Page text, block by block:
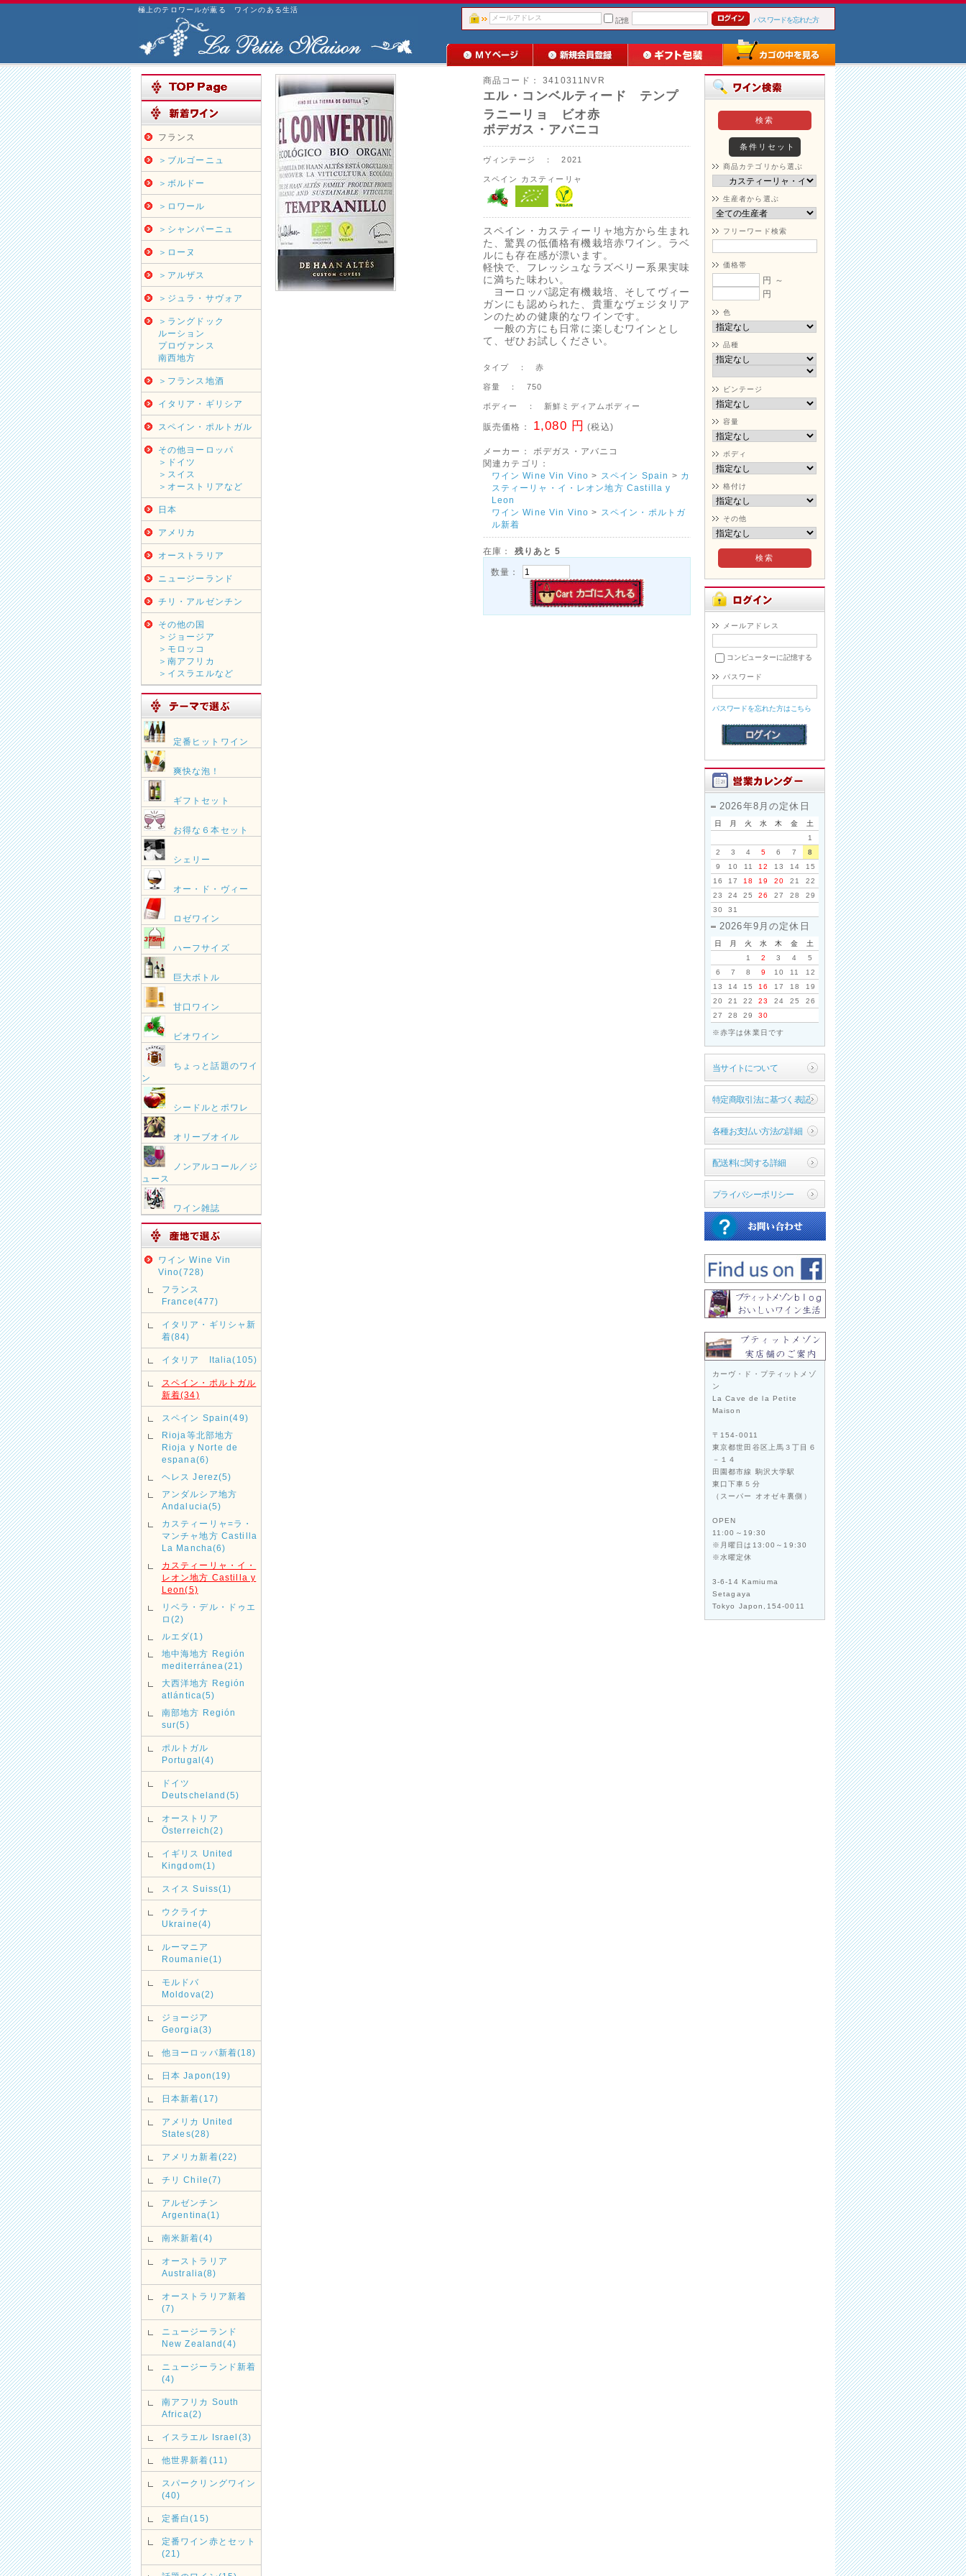
極上のテロワールが薫る ワインのある生活
記憶
パスワードを忘れた方
フランス
＞ブルゴーニュ
＞ボルドー
＞ロワール
＞シャンパーニュ
＞ローヌ
＞アルザス
＞ジュラ・サヴォア
＞ラングドック
ルーション
プロヴァンス
南西地方
＞フランス地酒
イタリア・ギリシア
スペイン・ポルトガル
その他ヨーロッパ
＞ドイツ
＞スイス
＞オーストリアなど
日本
アメリカ
オーストラリア
ニュージーランド
チリ・アルゼンチン
その他の国
＞ジョージア
＞モロッコ
＞南アフリカ
＞イスラエルなど
定番ヒットワイン
爽快な泡！
ギフトセット
お得な６本セット
シェリー
オー・ド・ヴィー
ロゼワイン
ハーフサイズ
巨大ボトル
甘口ワイン
ビオワイン
ちょっと話題のワイ
ン
シードルとポワレ
オリーブオイル
ノンアルコール／ジ
ュース
ワイン雑誌
ワイン Wine Vin
Vino(728)
フランス
France(477)
イタリア・ギリシャ新
着(84)
イタリア Italia(105)
スペイン・ポルトガル
新着(34)
スペイン Spain(49)
Rioja等北部地方
Rioja y Norte de
espana(6)
ヘレス Jerez(5)
アンダルシア地方
Andalucia(5)
カスティーリャ=ラ・
マンチャ地方 Castilla
La Mancha(6)
カスティーリャ・イ・
レオン地方 Castilla y
Leon(5)
リベラ・デル・ドゥエ
ロ(2)
ルエダ(1)
地中海地方 Región
mediterránea(21)
大西洋地方 Región
atlántica(5)
南部地方 Región
sur(5)
ポルトガル
Portugal(4)
ドイツ
Deutscheland(5)
オーストリア
Österreich(2)
イギリス United
Kingdom(1)
スイス Suiss(1)
ウクライナ
Ukraine(4)
ルーマニア
Roumanie(1)
モルドバ
Moldova(2)
ジョージア
Georgia(3)
他ヨーロッパ新着(18)
日本 Japon(19)
日本新着(17)
アメリカ United
States(28)
アメリカ新着(22)
チリ Chile(7)
アルゼンチン
Argentina(1)
南米新着(4)
オーストラリア
Australia(8)
オーストラリア新着
(7)
ニュージーランド
New Zealand(4)
ニュージーランド新着
(4)
南アフリカ South
Africa(2)
イスラエル Israel(3)
他世界新着(11)
スパークリングワイン
(40)
定番白(15)
定番ワイン赤とセット
(21)
商品コード： 3410311NVR
エル・コンベルティード テンプ
ラニーリョ ビオ赤
ボデガス・アバニコ
ヴィンテージ ： 2021
スペイン カスティーリャ
スペイン・カスティーリャ地方から生まれ
た、驚異の低価格有機栽培赤ワイン。ラベ
ルにも存在感が漂います。
軽快で、フレッシュなラズベリー系果実味
に満ちた味わい。
ヨーロッパ認定有機栽培、そしてヴィー
ガンにも認められた、貴重なヴェジタリア
ンのための健康的なワインです。
一般の方にも日常に楽しむワインとし
て、ぜひお試しください。
タイプ ： 赤
容量 ： 750
ボディー ： 新鮮ミディアムボディー
販売価格： 1,080 円 (税込)
メーカー：
ボデガス・アバニコ
関連カテゴリ：
ワイン Wine Vin Vino > スペイン Spain > カ
スティーリャ・イ・レオン地方 Castilla y
Leon
ワイン Wine Vin Vino >
スペイン・ポルトガ
ル新着
在庫： 残りあと 5
数量：
商品カテゴリから選ぶ
生産者から選ぶ
フリーワード検索
価格帯
円 ～
円
色
品種
ビンテージ
容量
ボディ
格付け
その他
メールアドレス
コンピューターに記憶する
パスワード
パスワードを忘れた方はこちら
2026年8月の定休日
日 月 火 水 木 金
土
1
2
3 4 5 6 7
8
9
10 11 12 13 14
15
16
17 18 19 20 21
22
23
24 25 26 27 28
29
30
31
2026年9月の定休日
日 月 火 水 木 金
土
1
2 3 4
5
6
7 8 9 10 11
12
13
14 15 16 17 18
19
20
21 22 23 24 25
26
27
28 29 30
※赤字は休業日です
当サイトについて
特定商取引法に基づく表記
各種お支払い方法の詳細
配送料に関する詳細
プライバシーポリシー
カーヴ・ド・プティットメゾ
ン
La Cave de la Petite
Maison
〒154-0011
東京都世田谷区上馬３丁目６
－１４
田園都市線 駒沢大学駅
東口下車５分
（スーパー オオゼキ裏側）
OPEN
11:00～19:30
※月曜日は13:00～19:30
※水曜定休
3-6-14 Kamiuma
Setagaya
Tokyo Japon,154-0011